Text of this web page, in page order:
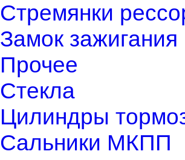
Стремянки
Замок зажигания
Прочее
Стекла
Цилиндры
Сальники МКПП